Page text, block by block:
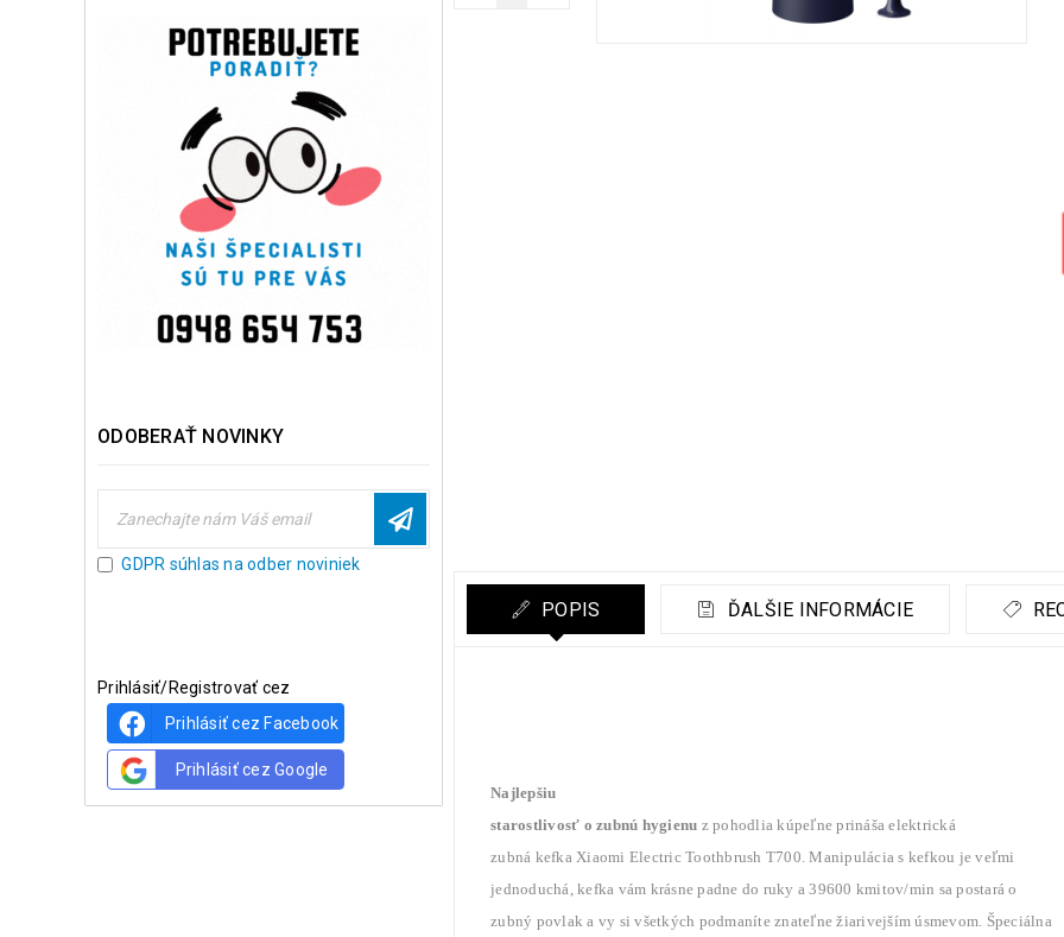
ODOBERAŤ NOVINKY
GDPR súhlas na odber noviniek
Prihlásiť/Registrovať cez
Prihlásiť cez Facebook
Prihlásiť cez Google
POPIS ĎALŠIE INFORMÁCIE
Najlepšiu
starostlivosť o zubnú hygienu z pohodlia kúpeľne prináša elektrická
zubná kefka Xiaomi Electric Toothbrush T700. Manipulácia s kefkou je veľmi
jednoduchá, kefka vám krásne padne do ruky a 39600 kmitov/min sa postará o
zubný povlak a vy si všetkých podmaníte znateľne žiarivejším úsmevom. Špeciálna